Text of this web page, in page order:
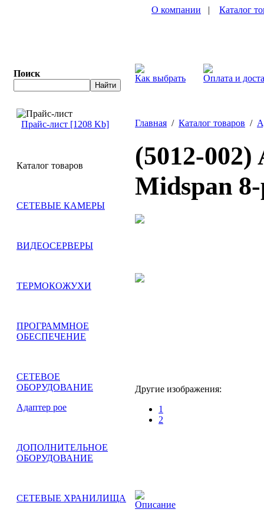
Поиск
О компании | Каталог
Как выбрать Оплата и
Прайс-лист [1208 Kb]
Каталог товаров
СЕТЕВЫЕ КАМЕРЫ
ВИДЕОСЕРВЕРЫ
ТЕРМОКОЖУХИ
ПРОГРАММНОЕ
ОБЕСПЕЧЕНИЕ
СЕТЕВОЕ
ОБОРУДОВАНИЕ
Адаптер рoe
ДОПОЛНИТЕЛЬНОЕ
ОБОРУДОВАНИЕ
СЕТЕВЫЕ ХРАНИЛИЩА
Главная / Каталог товаров /
(5012-
Midspan
Другие изображения:
1
2
Описание